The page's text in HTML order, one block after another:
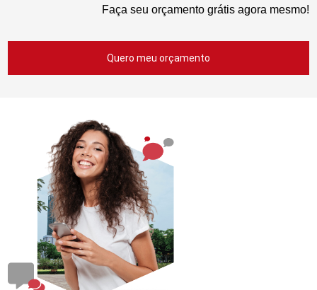
Faça seu orçamento grátis agora mesmo!
Quero meu orçamento